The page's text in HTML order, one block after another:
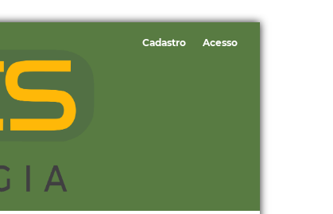
Cadastro Acesso